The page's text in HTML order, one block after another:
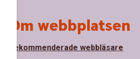
Om webbplatsen
Rekommenderade webbläsare